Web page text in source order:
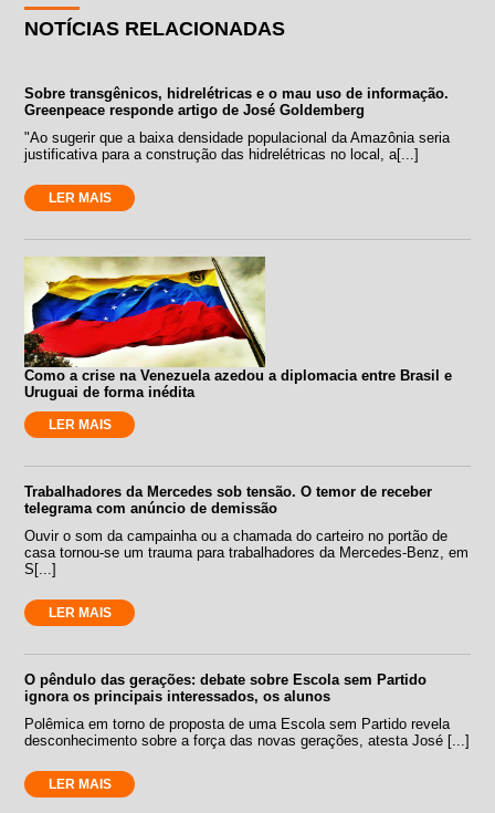
NOTÍCIAS RELACIONADAS
Sobre transgênicos, hidrelétricas e o mau uso de informação.
Greenpeace responde artigo de José Goldemberg
"Ao sugerir que a baixa densidade populacional da Amazônia seria
justificativa para a construção das hidrelétricas no local, a[...]
LER MAIS
Como a crise na Venezuela azedou a diplomacia entre Brasil e
Uruguai de forma inédita
LER MAIS
Trabalhadores da Mercedes sob tensão. O temor de receber
telegrama com anúncio de demissão
Ouvir o som da campainha ou a chamada do carteiro no portão de
casa tornou-se um trauma para trabalhadores da Mercedes-Benz, em
S[...]
LER MAIS
O pêndulo das gerações: debate sobre Escola sem Partido
ignora os principais interessados, os alunos
Polêmica em torno de proposta de uma Escola sem Partido revela
desconhecimento sobre a força das novas gerações, atesta José [...]
LER MAIS